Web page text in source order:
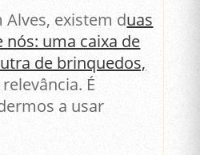
Alves, existem duas
nós: uma caixa de
de brinquedos,
É
a usar